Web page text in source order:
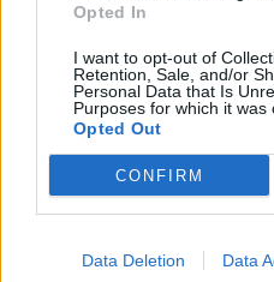
Opted In
I want to opt-out of
Retention, Sale, and/or
Personal Data that Is
Purposes for which it was
Opted Out
CONFIRM
Data Deletion Data
ΔΙΑΒΑΣΤΕ ΕΠΙΣΗΣ:
Πως αισθάνεται ένα
γονείς του;
Ποια ιατρική